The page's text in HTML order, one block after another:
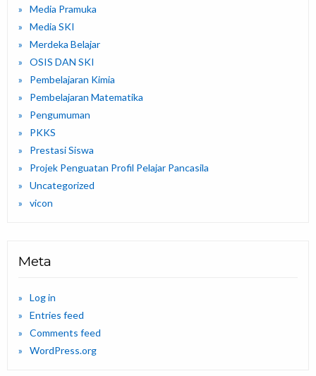
Media Pramuka
Media SKI
Merdeka Belajar
OSIS DAN SKI
Pembelajaran Kimia
Pembelajaran Matematika
Pengumuman
PKKS
Prestasi Siswa
Projek Penguatan Profil Pelajar Pancasila
Uncategorized
vicon
Meta
Log in
Entries feed
Comments feed
WordPress.org